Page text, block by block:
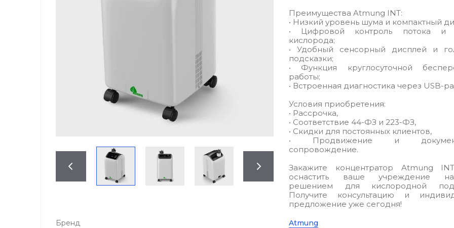
Преимущества Atmung INT:
• Низкий уровень шума и компактный
• Цифровой контроль потока и
кислорода;
• Удобный сенсорный дисплей и
подсказки;
• Функция круглосуточной
работы;
• Встроенная диагностика через USB-
Условия приобретения:
• Рассрочка,
• Соответствие 44-ФЗ и 223-ФЗ,
• Скидки для постоянных клиентов,
• Продвижение и
сопровождение.
Закажите концентратор Atmung
оснастить ваше учреждение
решением для кислородной
Получите консультацию и
предложение уже сегодня!
Бренд
Atmung